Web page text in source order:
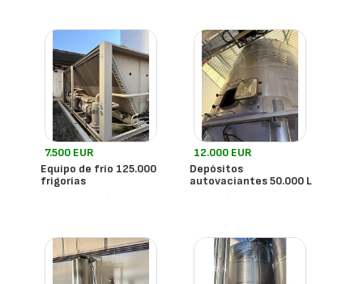
7.500 EUR
Equipo de frío 125.000
frigorías
- España
12.000 EUR
Depósitos
autovaciantes 50.000 L
- España